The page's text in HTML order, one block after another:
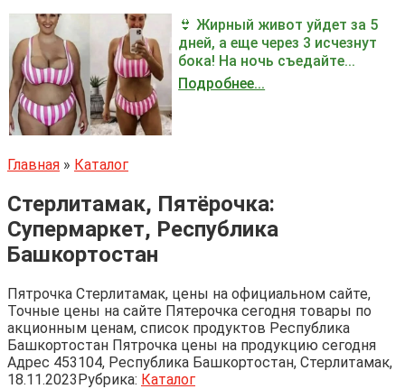
👙 Жирный живот уйдет за 5
дней, а еще через 3 исчезнут
бока! На ночь съедайте...
Подробнее...
Главная » Каталог
Стерлитамак, Пятёрочка:
Супермаркет, Республика
Башкортостан
Пятрочка Стерлитамак, цены на официальном сайте,
Точные цены на сайте Пятерочка сегодня товары по
акционным ценам, список продуктов Республика
Башкортостан Пятрочка цены на продукцию сегодня
Адрес 453104, Республика Башкортостан, Стерлитамак,
18.11.2023Рубрика: Каталог